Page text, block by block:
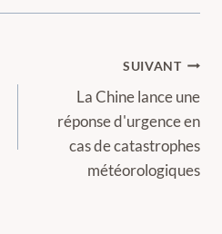
SUIVANT
La Chine lance une
réponse d'urgence en
cas de catastrophes
météorologiques